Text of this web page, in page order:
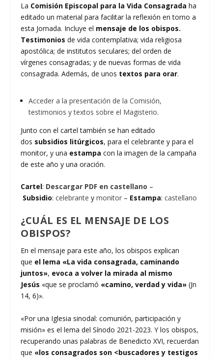
La Comisión Episcopal para la Vida Consagrada ha
editado un material para facilitar la reflexión en torno a
esta Jornada. Incluye el mensaje de los obispos.
Testimonios de vida contemplativa; vida religiosa
apostólica; de institutos seculares; del orden de
vírgenes consagradas; y de nuevas formas de vida
consagrada. Además, de unos textos para orar.
Acceder a la presentación de la Comisión,
testimonios y textos sobre el Magisterio.
Junto con el cartel también se han editado
dos subsidios litúrgicos, para el celebrante y para el
monitor, y una estampa con la imagen de la campaña
de este año y una oración.
Cartel: Descargar PDF en castellano –
Subsidio:celebrante ymonitor – Estampa:castellano
¿CUÁL ES EL MENSAJE DE LOS
OBISPOS?
En el mensaje para este año, los obispos explican
que el lema «La vida consagrada, caminando
juntos», evoca a volver la mirada al mismo
Jesús «que se proclamó «camino, verdad y vida» (Jn
14, 6)».
«Por una Iglesia sinodal: comunión, participación y
misión» es el lema del Sínodo 2021-2023. Y los obispos,
recuperando unas palabras de Benedicto XVI, recuerdan
que «los consagrados son <buscadores y testigos